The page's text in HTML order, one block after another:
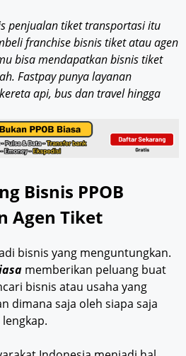
penjualan tiket transportasi itu
franchise bisnis tiket atau agen
bisa mendapatkan bisnis tiket
Fastpay punya layanan
api, bus dan travel hingga
Bisnis PPOB
Agen Tiket
bisnis yang menguntungkan.
memberikan peluang buat
bisnis atau usaha yang
dimana saja oleh siapa saja